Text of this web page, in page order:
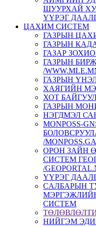
ШУУРХАЙ
ҮҮРЭГ
ЦАХИМ СИСТЕМ
ГАЗРЫН
ГАЗРЫН
ГАЗАР
ГАЗРЫН
/
ГАЗРЫН
ХАЯГИЙН
ХОТ
ГАЗРЫН
НЭГДМЭЛ
MONPOSS-
/
ОРОН ЗАЙН
СИСТЕМ
/
ҮҮРЭГ
CАЛБАРЫН
СИСТЕМ
НИЙГЭМ